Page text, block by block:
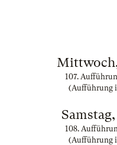
Mittwoch,
107.
(Aufführung
Samstag,
108.
(Aufführung